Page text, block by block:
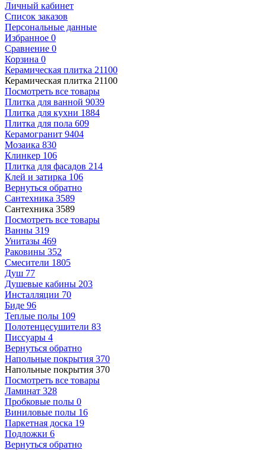
Личный кабинет
Список заказов
Персональные данные
Избранное 0
Сравнение 0
Корзина 0
Керамическая плитка 21100
Керамическая плитка 21100
Посмотреть все товары
Плитка для ванной 9039
Плитка для кухни 1884
Плитка для пола 609
Керамогранит 9404
Мозаика 830
Клинкер 106
Плитка для фасадов 214
Клей и затирка 106
Вернуться обратно
Сантехника 3589
Сантехника 3589
Посмотреть все товары
Ванны 319
Унитазы 469
Раковины 352
Смесители 1805
Душ 77
Душевые кабины 203
Инсталляции 70
Биде 96
Теплые полы 109
Полотенцесушители 83
Писсуары 4
Вернуться обратно
Напольные покрытия 370
Напольные покрытия 370
Посмотреть все товары
Ламинат 328
Пробковые полы 0
Виниловые полы 16
Паркетная доска 19
Подложки 6
Вернуться обратно